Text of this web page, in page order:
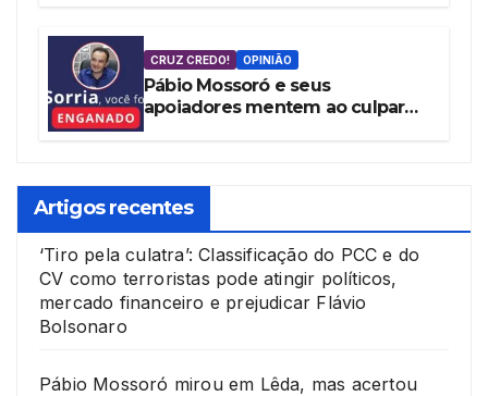
CRUZ CREDO! OPINIÃO
Pábio Mossoró e seus
apoiadores mentem ao culpar
Artigos recentes
‘Tiro pela culatra’: Classificação do PCC e do
CV como terroristas pode atingir políticos,
mercado financeiro e prejudicar Flávio
Bolsonaro
Pábio Mossoró mirou em Lêda, mas acertou